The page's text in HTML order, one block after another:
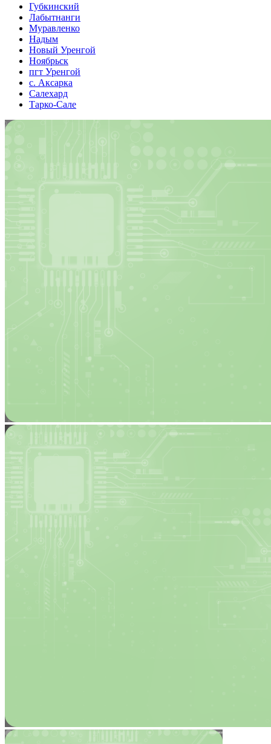
Губкинский
Лабытнанги
Муравленко
Надым
Новый Уренгой
Ноябрьск
пгт Уренгой
с. Аксарка
Салехард
Тарко-Сале